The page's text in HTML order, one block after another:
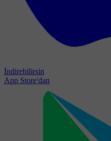
İndirebilirsin
App Store'dan